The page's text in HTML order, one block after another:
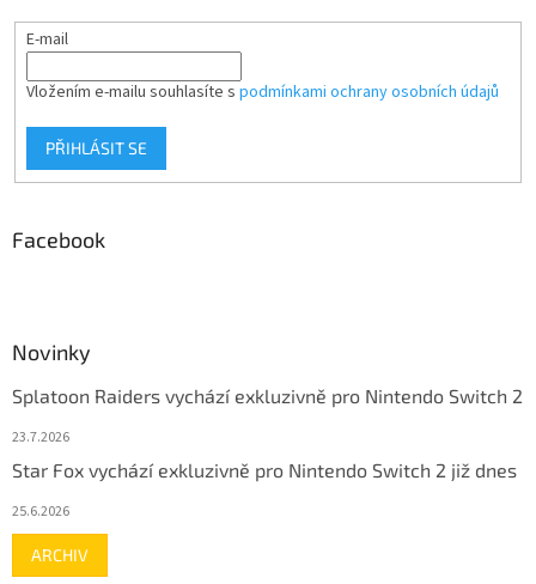
E-mail
Vložením e-mailu souhlasíte s podmínkami ochrany osobních údajů
PŘIHLÁSIT SE
Facebook
Novinky
Splatoon Raiders vychází exkluzivně pro Nintendo Switch 2
23.7.2026
Star Fox vychází exkluzivně pro Nintendo Switch 2 již dnes
25.6.2026
ARCHIV